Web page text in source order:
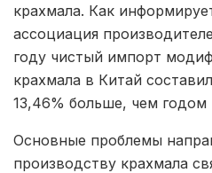
крахмала. Как
ассоциация
году чистый импорт
крахмала в Китай
13,46% больше, чем годом
Основные проблемы
производству крахмала